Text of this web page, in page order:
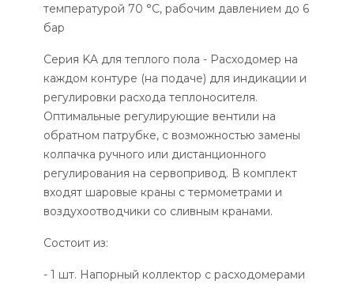
температурой 70 °C, рабочим давлением до 6
бар
Серия KA для теплого пола - Расходомер на
каждом контуре (на подаче) для индикации и
регулировки расхода теплоносителя.
Оптимальные регулирующие вентили на
обратном патрубке, с возможностью замены
колпачка ручного или дистанционного
регулирования на сервопривод. В комплект
входят шаровые краны с термометрами и
воздухоотводчики со сливным кранами.
Состоит из:
- 1 шт. Напорный коллектор с расходомерами